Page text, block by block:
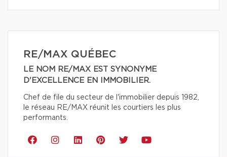
RE/MAX QUÉBEC
LE NOM RE/MAX EST SYNONYME
D'EXCELLENCE EN IMMOBILIER.
Chef de file du secteur de l'immobilier depuis 1982,
le réseau RE/MAX réunit les courtiers les plus
performants.